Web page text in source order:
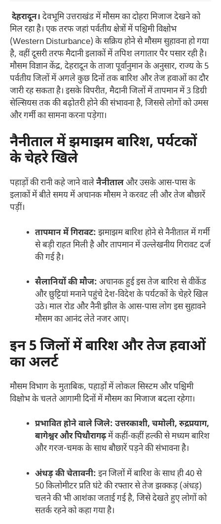
देहरादून। देवभूमि उत्तराखंड में मौसम का दोहरा मिजाज देखने को
मिल रहा है। एक तरफ जहां पर्वतीय क्षेत्रों में पश्चिमी विक्षोभ
(Western Disturbance) के सक्रिय होने से मौसम सुहावना हो गया
है, वहीं दूसरी तरफ मैदानी इलाकों में तपिश लगातार पैर पसार रही है।
मौसम विज्ञान केंद्र, देहरादून के ताजा पूर्वानुमान के अनुसार, राज्य के 5
पर्वतीय जिलों में अगले कुछ दिनों तक बारिश और तेज हवाओं का दौर
जारी रह सकता है। इसके विपरीत, मैदानी जिलों में तापमान में 3 डिग्री
सेल्सियस तक की बढ़ोतरी होने की संभावना है, जिससे लोगों को उमस
और गर्मी का सामना करना पड़ेगा।
नैनीताल में झमाझम बारिश, पर्यटकों
के चेहरे खिले
पहाड़ों की रानी कहे जाने वालेनैनीतालऔर उसके आस-पास के
इलाकों में बीते समय में अचानक मौसम ने करवट ली और तेज बौछारें
पड़ीं।
तापमान में गिरावट: झमाझम बारिश होने से नैनीताल में गर्मी
से बड़ी राहत मिली है और तापमान में उल्लेखनीय गिरावट दर्ज
की गई है।
सैलानियों की मौज: अचानक हुई इस तेज बारिश से वीकेंड
और छुट्टियां मनाने पहुंचे देश-विदेश के पर्यटकों के चेहरे खिल
उठे। माल रोड और नैनी झील के आस-पास लोग इस सुहावने
मौसम का आनंद लेते नजर आए।
इन 5 जिलों में बारिश और तेज हवाओं
का अलर्ट
मौसम विभाग के मुताबिक, पहाड़ों में लोकल सिस्टम और पश्चिमी
विक्षोभ के चलते आगामी दिनों में मौसम का मिजाज बदला रहेगा।
प्रभावित होने वाले जिले: उत्तरकाशी, चमोली, रुद्रप्रयाग,
बागेश्वर और पिथौरागढ़में कहीं-कहीं हल्की से मध्यम बारिश
और गरज-चमक के साथ बौछारें पड़ने की संभावना है।
अंधड़ की चेतावनी: इन जिलों में बारिश के साथ ही 40 से
50 किलोमीटर प्रति घंटे की रफ्तार से तेज झक्कड़ (अंधड़)
चलने की भी आशंका जताई गई है, जिसे देखते हुए लोगों को
सतर्क रहने को कहा गया है।